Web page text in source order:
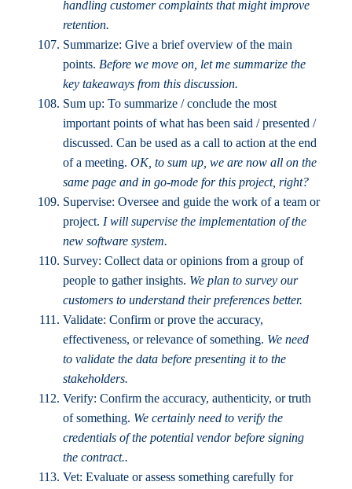
handling customer complaints that might improve
retention.
Summarize: Give a brief overview of the main
points. Before we move on, let me summarize the
key takeaways from this discussion.
Sum up: To summarize / conclude the most
important points of what has been said / presented /
discussed. Can be used as a call to action at the end
of a meeting. OK, to sum up, we are now all on the
same page and in go-mode for this project, right?
Supervise: Oversee and guide the work of a team or
project. I will supervise the implementation of the
new software system.
Survey: Collect data or opinions from a group of
people to gather insights. We plan to survey our
customers to understand their preferences better.
Validate: Confirm or prove the accuracy,
effectiveness, or relevance of something. We need
to validate the data before presenting it to the
stakeholders.
Verify: Confirm the accuracy, authenticity, or truth
of something. We certainly need to verify the
credentials of the potential vendor before signing
the contract..
Vet: Evaluate or assess something carefully for